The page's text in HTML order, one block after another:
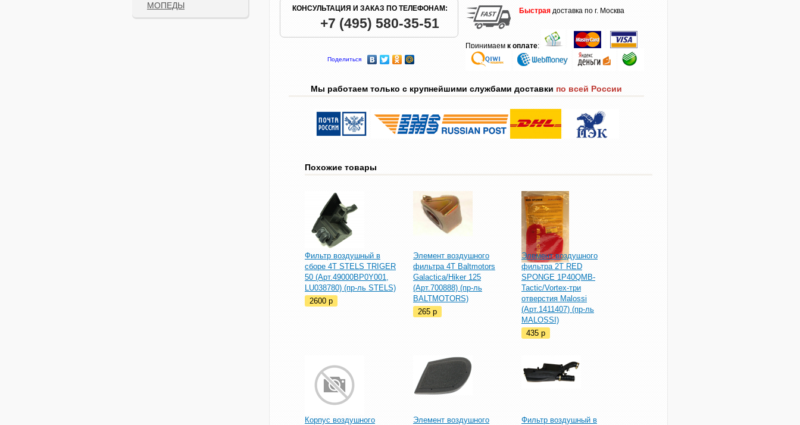
МОПЕДЫ КОНСУЛЬТАЦИЯ И ЗАКАЗ ПО ТЕЛЕФОНАМ:
+7 (495) 580-35-51
Поделиться
Быстрая доставка по г. Москва
Принимаем к оплате:
Мы работаем только с крупнейшими службами доставки по всей России
Похожие товары
Фильтр воздушный в
сборе 4T STELS TRIGER
50 (Арт.49000BP0Y001,
LU038780) (пр-ль STELS)
2600 p
Элемент воздушного
фильтра 4T Baltmotors
Galactica/Hiker 125
(Арт.700888) (пр-ль
BALTMOTORS)
265 p
Элемент воздушного
фильтра 2T RED
SPONGE 1P40QMB-
Tactic/Vortex-три
отверстия Malossi
(Арт.1411407) (пр-ль
MALOSSI)
435 p
Корпус воздушного
Элемент воздушного
Фильтр воздушный в